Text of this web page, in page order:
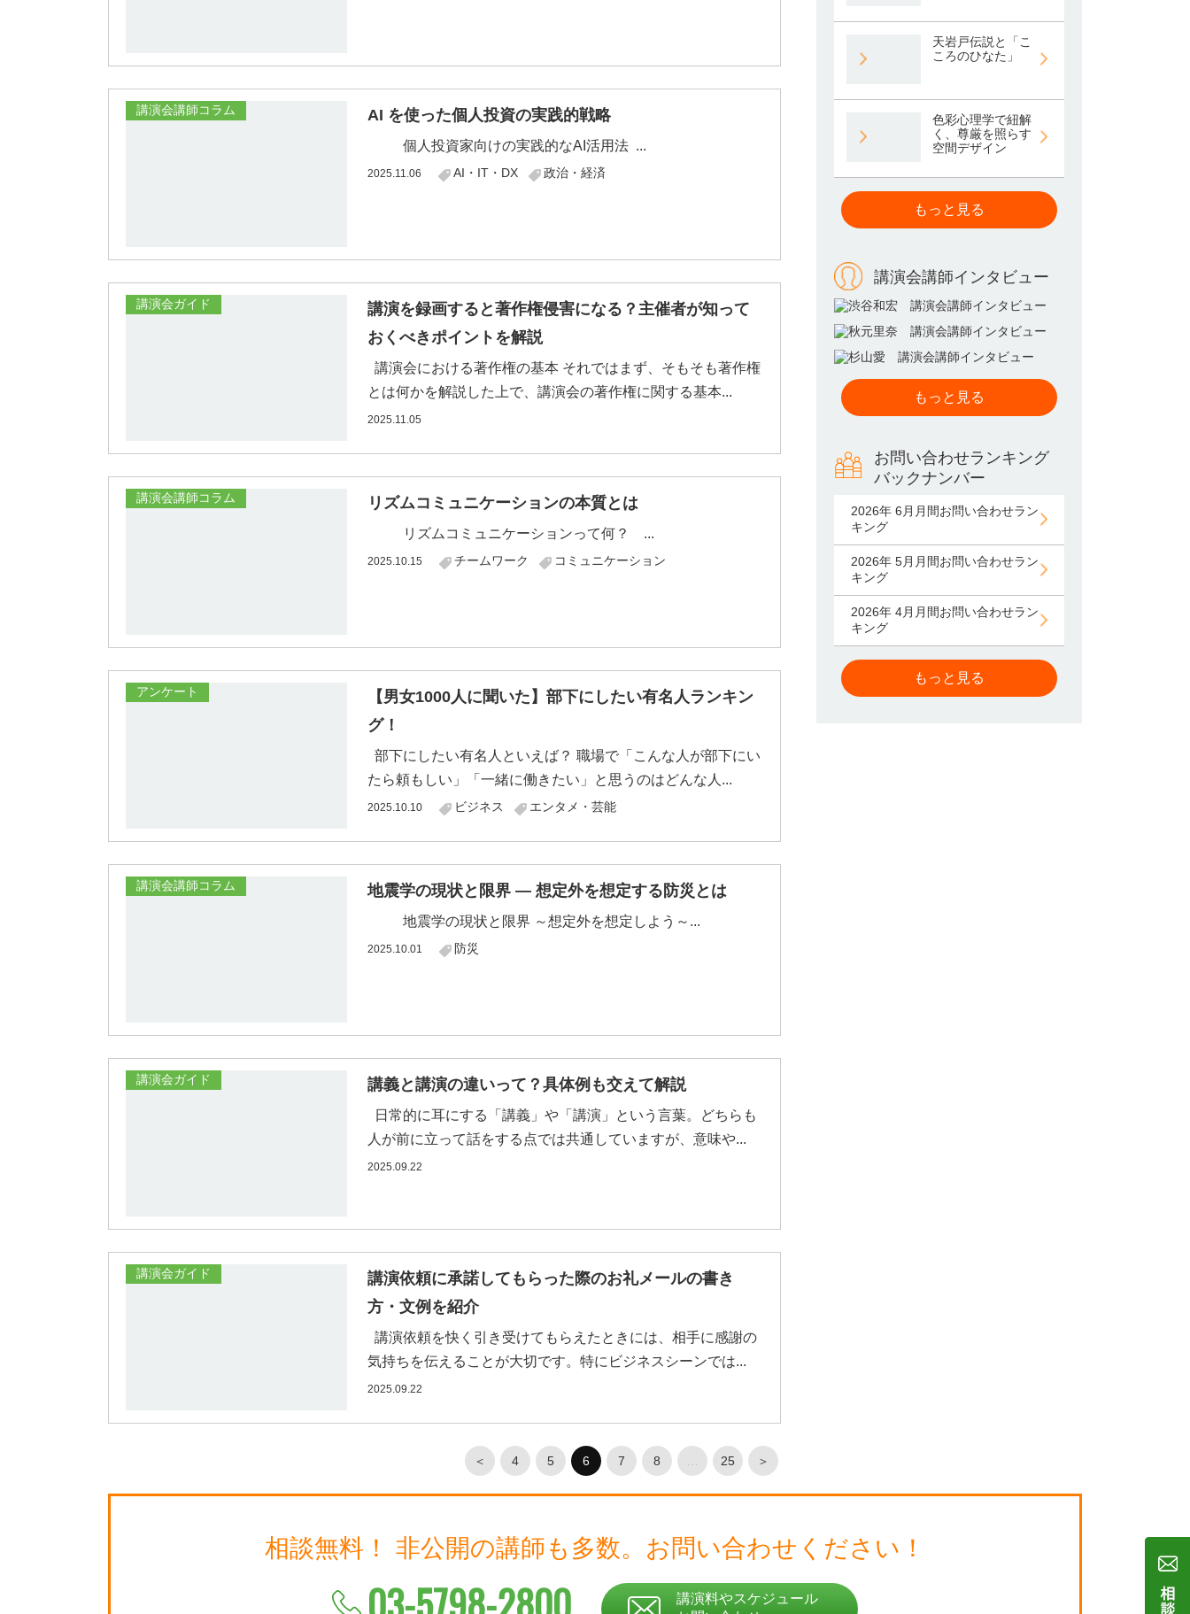
講演会講師コラム AI を使った個人投資の実践的戦略
個人投資家向けの実践的なAI活用法 ...
2025.11.06 AI・IT・DX 政治・経済
講演会ガイド
講演を録画すると著作権侵害になる？主催者が知って
おくべきポイントを解説
講演会における著作権の基本 それではまず、そもそも著作権
とは何かを解説した上で、講演会の著作権に関する基本...
2025.11.05
講演会講師コラム リズムコミュニケーションの本質とは
リズムコミュニケーションって何？ ...
2025.10.15 チームワーク コミュニケーション
アンケート
【男女1000人に聞いた】部下にしたい有名人ランキン
グ！
部下にしたい有名人といえば？ 職場で「こんな人が部下にい
たら頼もしい」「一緒に働きたい」と思うのはどんな人...
2025.10.10 ビジネス エンタメ・芸能
講演会講師コラム 地震学の現状と限界 ― 想定外を想定する防災とは
地震学の現状と限界 ～想定外を想定しよう～...
2025.10.01 防災
講演会ガイド 講義と講演の違いって？具体例も交えて解説
日常的に耳にする「講義」や「講演」という言葉。どちらも
人が前に立って話をする点では共通していますが、意味や...
2025.09.22
講演会ガイド
講演依頼に承諾してもらった際のお礼メールの書き
方・文例を紹介
講演依頼を快く引き受けてもらえたときには、相手に感謝の
気持ちを伝えることが大切です。特にビジネスシーンでは...
2025.09.22
＜ 4 5 6 7 8 25 ＞
天岩戸伝説と「こ
ころのひなた」
色彩心理学で紐解
く、尊厳を照らす
空間デザイン
もっと見る
講演会講師インタビュー
もっと見る
お問い合わせランキング
バックナンバー
2026年 6月月間お問い合わせラン
キング
2026年 5月月間お問い合わせラン
キング
2026年 4月月間お問い合わせラン
キング
もっと見る
相談無料！ 非公開の講師も多数。 お問い合わせください！
講演料やスケジュール